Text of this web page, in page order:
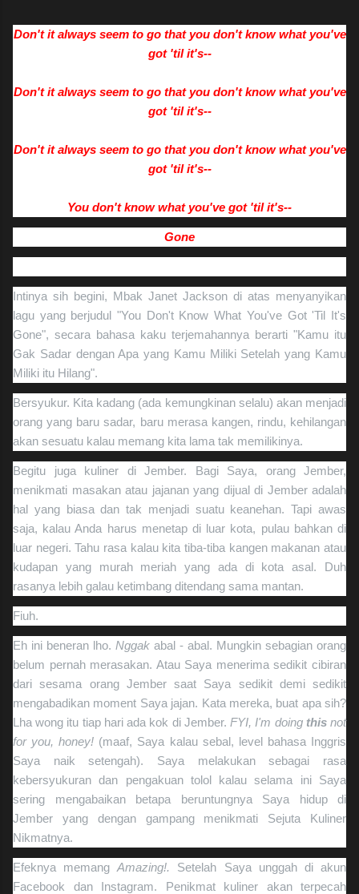
Don't it always seem to go that you don't know what you've
got 'til it's--
Don't it always seem to go that you don't know what you've
got 'til it's--
Don't it always seem to go that you don't know what you've
got 'til it's--
You don't know what you've got 'til it's--
Gone
Intinya sih begini, Mbak Janet Jackson di atas menyanyikan
lagu yang berjudul "You Don't Know What You've Got 'Til It's
Gone", secara bahasa kaku terjemahannya berarti "Kamu itu
Gak Sadar dengan Apa yang Kamu Miliki Setelah yang Kamu
Miliki itu Hilang".
Bersyukur. Kita kadang (ada kemungkinan selalu) akan menjadi
orang yang baru sadar, baru merasa kangen, rindu, kehilangan
akan sesuatu kalau memang kita lama tak memilikinya.
Begitu juga kuliner di Jember. Bagi Saya, orang Jember,
menikmati masakan atau jajanan yang dijual di Jember adalah
hal yang biasa dan tak menjadi suatu keanehan. Tapi awas
saja, kalau Anda harus menetap di luar kota, pulau bahkan di
luar negeri. Tahu rasa kalau kita tiba-tiba kangen makanan atau
kudapan yang murah meriah yang ada di kota asal. Duh
rasanya lebih galau ketimbang ditendang sama mantan.
Fiuh.
Eh ini beneran lho. Nggak abal - abal. Mungkin sebagian orang
belum pernah merasakan. Atau Saya menerima sedikit cibiran
dari sesama orang Jember saat Saya sedikit demi sedikit
mengabadikan moment Saya jajan. Kata mereka, buat apa sih?
Lha wong itu tiap hari ada kok di Jember.FYI, I'm doing thisnot
for you, honey! (maaf, Saya kalau sebal, level bahasa Inggris
Saya naik setengah). Saya melakukan sebagai rasa
kebersyukuran dan pengakuan tolol kalau selama ini Saya
sering mengabaikan betapa beruntungnya Saya hidup di
Jember yang dengan gampang menikmati Sejuta Kuliner
Nikmatnya.
Efeknya memangAmazing!. Setelah Saya unggah di akun
Facebook dan Instagram. Penikmat kuliner akan terpecah